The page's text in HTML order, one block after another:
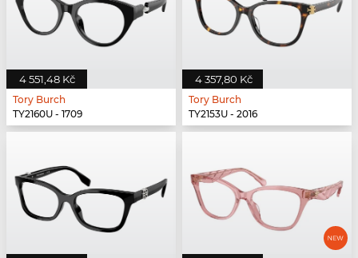
4 551,48 Kč
Tory Burch
TY2160U - 1709
4 357,80 Kč
Tory Burch
TY2153U - 2016